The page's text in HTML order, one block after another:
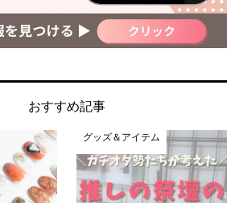
おすすめ記事
グッズ＆アイテム